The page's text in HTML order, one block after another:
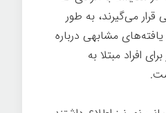
قرار می‌گیرند، به طور
مشابهی درباره
افراد مبتلا به